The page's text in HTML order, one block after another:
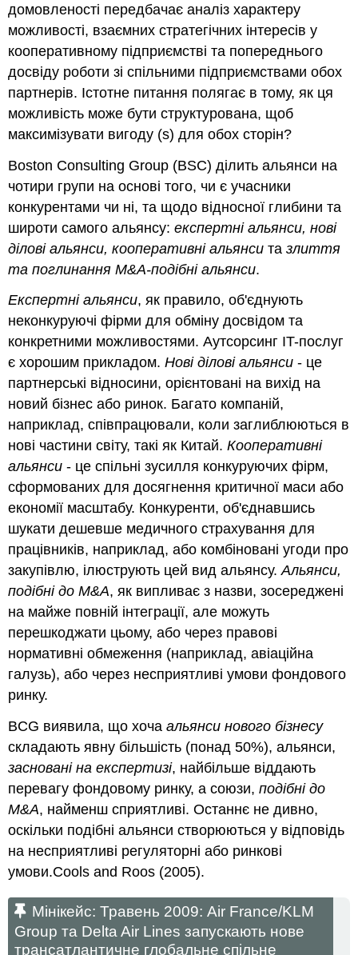
домовленості передбачає аналіз характеру
можливості, взаємних стратегічних інтересів у
кооперативному підприємстві та попереднього
досвіду роботи зі спільними підприємствами обох
партнерів. Істотне питання полягає в тому, як ця
можливість може бути структурована, щоб
максимізувати вигоду (s) для обох сторін?
Boston Consulting Group (BSC) ділить альянси на
чотири групи на основі того, чи є учасники
конкурентами чи ні, та щодо відносної глибини та
широти самого альянсу:експертні альянси, нові
ділові альянси, кооперативні альянси тазлиття
та поглинання M&A-подібні альянси.
Експертні альянси, як правило, об'єднують
неконкуруючі фірми для обміну досвідом та
конкретними можливостями. Аутсорсинг IT-послуг
є хорошим прикладом.Нові ділові альянси - це
партнерські відносини, орієнтовані на вихід на
новий бізнес або ринок. Багато компаній,
наприклад, співпрацювали, коли заглиблюються в
нові частини світу, такі як Китай.Кооперативні
альянси - це спільні зусилля конкуруючих фірм,
сформованих для досягнення критичної маси або
економії масштабу. Конкуренти, об'єднавшись
шукати дешевше медичного страхування для
працівників, наприклад, або комбіновані угоди про
закупівлю, ілюструють цей вид альянсу.Альянси,
подібні до M&A, як випливає з назви, зосереджені
на майже повній інтеграції, але можуть
перешкоджати цьому, або через правові
нормативні обмеження (наприклад, авіаційна
галузь), або через несприятливі умови фондового
ринку.
BCG виявила, що хочаальянси нового бізнесу
складають явну більшість (понад 50%), альянси,
засновані на експертизі, найбільше віддають
перевагу фондовому ринку, а союзи,подібні до
M&A, найменш сприятливі. Останнє не дивно,
оскільки подібні альянси створюються у відповідь
на несприятливі регуляторні або ринкові
умови.Cools and Roos (2005).
Мінікейс: Травень 2009: Air France/KLM
Group та Delta Air Lines запускають нове
трансатлантичне глобальне спільне